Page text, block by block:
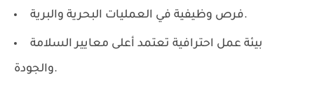
فرص وظيفية في العمليات البحرية والبرية.
بيئة عمل احترافية تعتمد أعلى معايير السلامة
والجودة.